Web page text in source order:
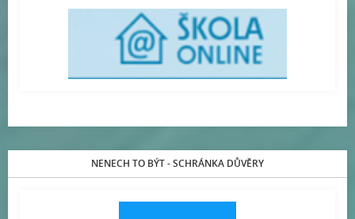
NENECH TO BÝT - SCHRÁNKA DŮVĚRY